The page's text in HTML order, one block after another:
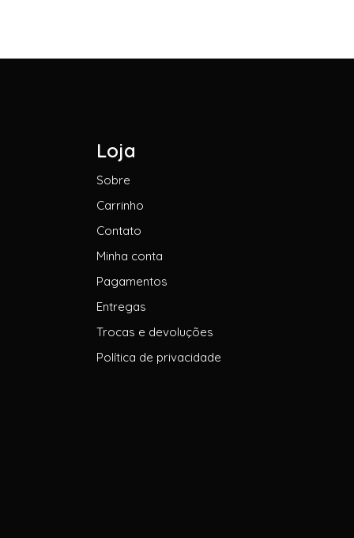
Loja
Sobre
Carrinho
Contato
Minha conta
Pagamentos
Entregas
Trocas e devoluções
Política de privacidade